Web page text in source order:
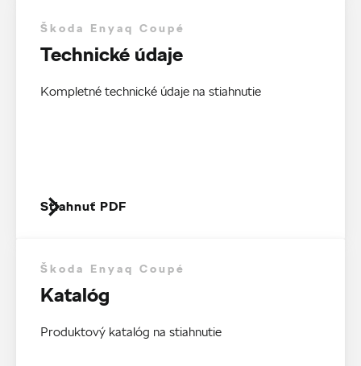
Škoda Enyaq Coupé
Technické údaje
Kompletné technické údaje na stiahnutie
Stiahnuť PDF
Škoda Enyaq Coupé
Katalóg
Produktový katalóg na stiahnutie